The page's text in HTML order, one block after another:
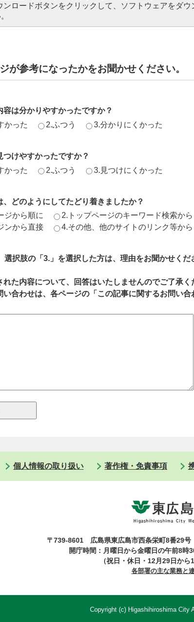
ンロードボタンをクリックして、ソフトウェアをダ
が参考になったかをお聞かせください。
容は分かりやすかったですか？
かった
2.ふつう 3.分かりにくかった
つけやすかったですか？
かった
2.ふつう 3.見つけにくかった
、どのようにしてたどり着きましたか？
ジから順に
2.トップページのキーワード検索から
ンから直接
4.その他、他のサイトのリンク等から
選択肢の「3.」を選択した方は、理由をお聞かせくだ
れた内容について、回答はいたしませんのでご了承く
い合わせは、各ページの「この記事に関するお問い合
個人情報の取り扱い 著作権・免責事項
〒739-8601 広島県東広島市西条栄町8番29号
開庁時間：月曜日から金曜日の午前8時
（祝日・休日・12月29日から
各部署の主な業務と
Copyright (c) Higashihiroshima City